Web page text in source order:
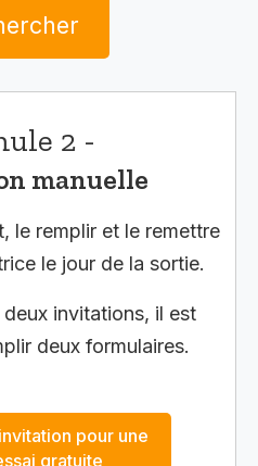
2 -
manuelle
le remplir et le remettre
le jour de la sortie.
invitations, il est
deux formulaires.
pour une
gratuite